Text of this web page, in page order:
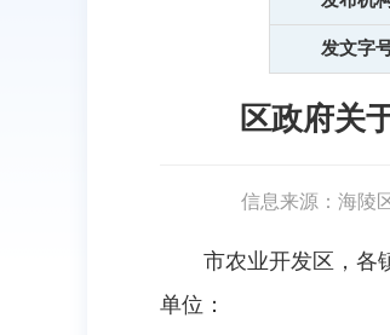
发文字
区政府关
信息来源：海陵
市农业开发区，各
单位：